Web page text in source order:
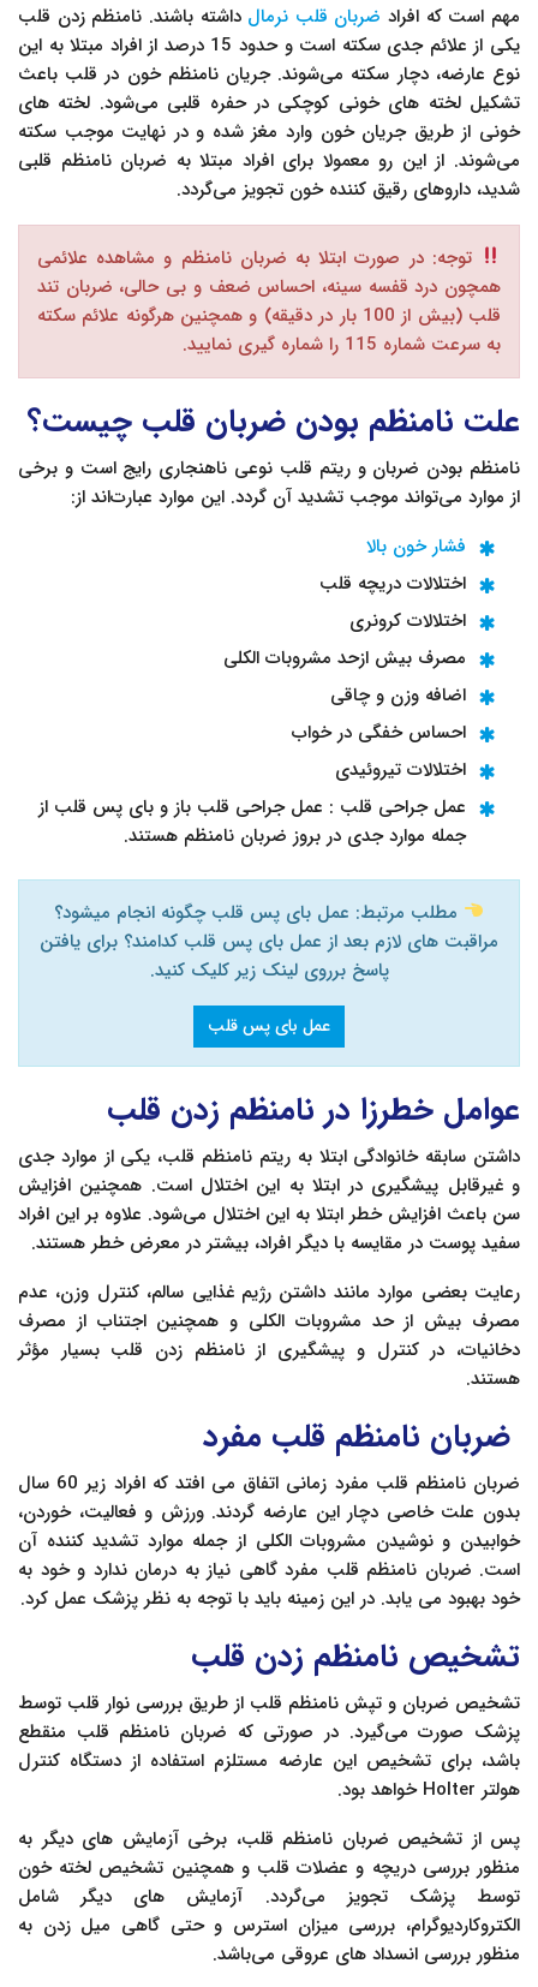
مهم است که افراد ضربان قلب نرمال داشته باشند. نامنظم زدن قلب
یکی از علائم جدی سکته است و حدود 15 درصد از افراد مبتلا به این
نوع عارضه، دچار سکته می‌شوند. جریان نامنظم خون در قلب باعث
تشکیل لخته های خونی کوچکی در حفره قلبی می‌شود. لخته های
خونی از طریق جریان خون وارد مغز شده و در نهایت موجب سکته
می‌شوند. از این رو معمولا برای افراد مبتلا به ضربان نامنظم قلبی
شدید، داروهای رقیق کننده خون تجویز می‌گردد.
توجه: در صورت ابتلا به ضربان نامنظم و مشاهده علائمی
همچون درد قفسه سینه، احساس ضعف و بی حالی، ضربان تند
قلب (بیش از 100 بار در دقیقه) و همچنین هرگونه علائم سکته
به سرعت شماره 115 را شماره گیری نمایید.
علت نامنظم بودن ضربان قلب چیست؟
نامنظم بودن ضربان و ریتم قلب نوعی ناهنجاری رایج است و برخی
از موارد می‌تواند موجب تشدید آن گردد. این موارد عبارت‌اند از:
فشار خون بالا
اختلالات دریچه قلب
اختلالات کرونری
مصرف بیش ازحد مشروبات الکلی
اضافه وزن و چاقی
احساس خفگی در خواب
اختلالات تیروئیدی
عمل جراحی قلب : عمل جراحی قلب باز و بای پس قلب از
جمله موارد جدی در بروز ضربان نامنظم هستند.
مطلب مرتبط: عمل بای پس قلب چگونه انجام میشود؟
مراقبت های لازم بعد از عمل بای پس قلب کدامند؟ برای یافتن
پاسخ برروی لینک زیر کلیک کنید.
عمل بای پس قلب
عوامل خطرزا در نامنظم زدن قلب
داشتن سابقه خانوادگی ابتلا به ریتم نامنظم قلب، یکی از موارد جدی
و غیرقابل پیشگیری در ابتلا به این اختلال است. همچنین افزایش
سن باعث افزایش خطر ابتلا به این اختلال می‌شود. علاوه بر این افراد
سفید پوست در مقایسه با دیگر افراد، بیشتر در معرض خطر هستند.
رعایت بعضی موارد مانند داشتن رژیم غذایی سالم، کنترل وزن، عدم
مصرف بیش از حد مشروبات الکلی و همچنین اجتناب از مصرف
دخانیات، در کنترل و پیشگیری از نامنظم زدن قلب بسیار مؤثر
هستند.
ضربان نامنظم قلب مفرد
ضربان نامنظم قلب مفرد زمانی اتفاق می افتد که افراد زیر 60 سال
بدون علت خاصی دچار این عارضه گردند. ورزش و فعالیت، خوردن،
خوابیدن و نوشیدن مشروبات الکلی از جمله موارد تشدید کننده آن
است. ضربان نامنظم قلب مفرد گاهی نیاز به درمان ندارد و خود به
خود بهبود می یابد. در این زمینه باید با توجه به نظر پزشک عمل کرد.
تشخیص نامنظم زدن قلب
تشخیص ضربان و تپش نامنظم قلب از طریق بررسی نوار قلب توسط
پزشک صورت می‌گیرد. در صورتی که ضربان نامنظم قلب منقطع
باشد، برای تشخیص این عارضه مستلزم استفاده از دستگاه کنترل
هولتر Holter خواهد بود.
پس از تشخیص ضربان نامنظم قلب، برخی آزمایش های دیگر به
منظور بررسی دریچه و عضلات قلب و همچنین تشخیص لخته خون
توسط پزشک تجویز می‌گردد. آزمایش های دیگر شامل
الکتروکاردیوگرام، بررسی میزان استرس و حتی گاهی میل زدن به
منظور بررسی انسداد های عروقی می‌باشد.